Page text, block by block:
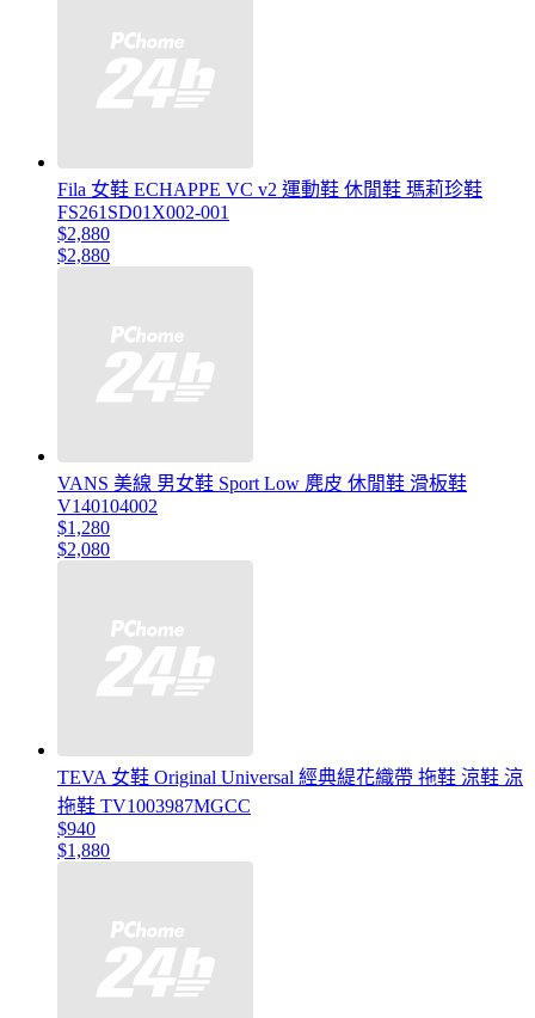
Fila 女鞋 ECHAPPE VC v2 運動鞋 休閒鞋 瑪莉珍鞋
FS261SD01X002-001
$2,880
$2,880
VANS 美線 男女鞋 Sport Low 麂皮 休閒鞋 滑板鞋
V140104002
$1,280
$2,080
TEVA 女鞋 Original Universal 經典緹花織帶 拖鞋 涼鞋 涼
拖鞋 TV1003987MGCC
$940
$1,880